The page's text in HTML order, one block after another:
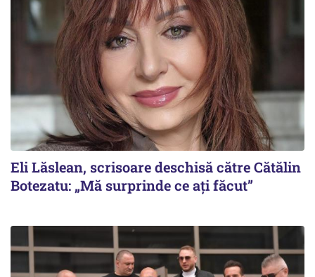
Eli Lăslean, scrisoare deschisă către Cătălin
Botezatu: „Mă surprinde ce ați făcut”